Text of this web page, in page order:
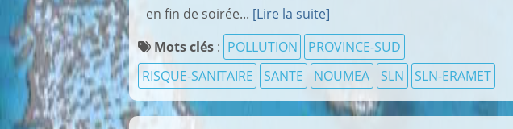
en fin de soirée... [Lire la suite]
Mots clés : POLLUTION
PROVINCE-SUD
RISQUE-SANITAIRE
SANTE NOUMEA SLN SLN-ERAMET